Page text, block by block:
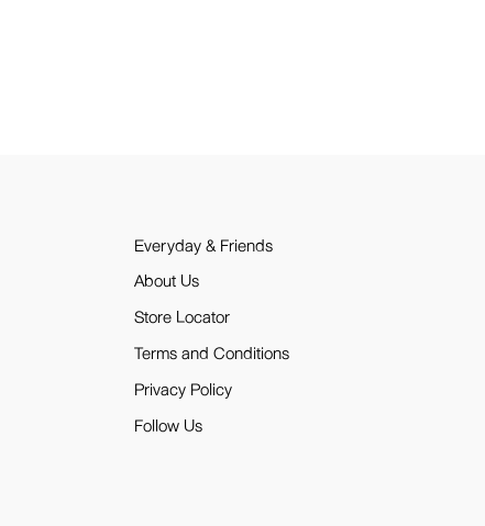
Everyday & Friends
About Us
Store Locator
Terms and Conditions
Privacy Policy
Follow Us